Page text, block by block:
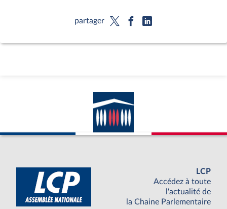
partager
LCP
Accédez à toute
l'actualité de
la Chaine Parlementaire